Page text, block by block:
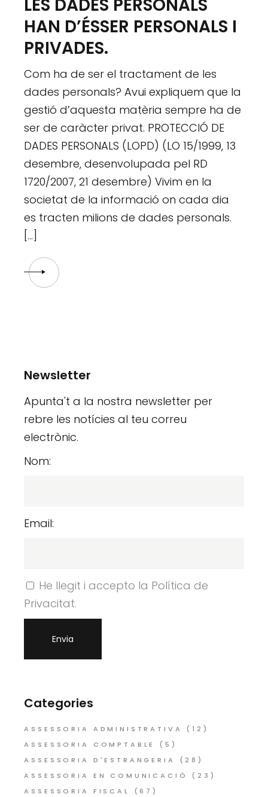
LES DADES PERSONALS
HAN D’ÉSSER PERSONALS I
PRIVADES.
Com ha de ser el tractament de les
dades personals? Avui expliquem que la
gestió d’aquesta matèria sempre ha de
ser de caràcter privat. PROTECCIÓ DE
DADES PERSONALS (LOPD) (LO 15/1999, 13
desembre, desenvolupada pel RD
1720/2007, 21 desembre) Vivim en la
societat de la informació on cada dia
es tracten milions de dades personals.
[…]
Newsletter
Apunta't a la nostra newsletter per
rebre les notícies al teu correu
electrònic.
Nom:
Email:
He llegit i accepto la Política de
Privacitat.
Categories
ASSESSORIA ADMINISTRATIVA
(12)
ASSESSORIA COMPTABLE
(5)
ASSESSORIA D'ESTRANGERIA
(28)
ASSESSORIA EN COMUNICACIÓ
(23)
ASSESSORIA FISCAL
(67)